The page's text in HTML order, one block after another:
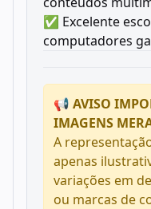
✅ Excelente
computadores
📢 AVISO
IMAGENS
A
apenas
variações em
ou marcas de